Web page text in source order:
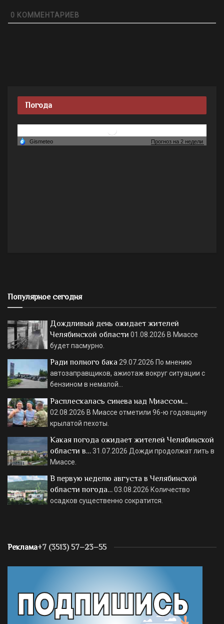
0 КОММЕНТАРИЕВ
Погода
Популярное сегодня
Дождливый день ожидает жителей
Челябинской области 01.08.2026 В Миассе
будет пасмурно.
Ради полного бака 29.07.2026 По мнению
автозаправщиков, ажиотаж вокруг ситуации с
бензином в немалой…
Расплескалась синева над Миассом…
02.08.2026 В Миассе отметили 96-ю годовщину
крылатой пехоты.
Какая погода ожидает жителей Челябинской
области в…31.07.2026 Дожди продолжат лить в
Миассе.
В первую неделю августа в Челябинской
области погода…03.08.2026 Количество
осадков существенно сократится.
Реклама+7 (3513) 57–23–55